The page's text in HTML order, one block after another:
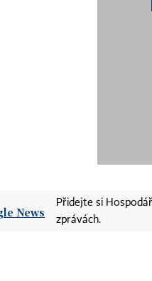
Přidejte si
zprávách.